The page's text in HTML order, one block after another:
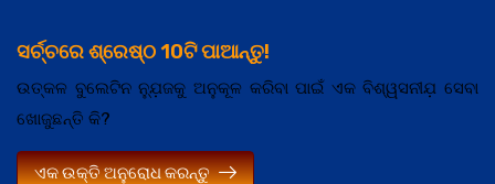
ସର୍ଚ୍ଚରେ ଶ୍ରେଷ୍ଠ 10ଟି ପାଆନ୍ତୁ!
ଉତ୍କଳ ବୁଲେଟିନ ନ୍ଯ଼ୁଜକୁ ଅନୁକୂଳ କରିବା ପାଇଁ ଏକ ବିଶ୍ୱସନୀଯ଼ ସେବା
ଖୋଜୁଛନ୍ତି କି?
ଏକ ଉକ୍ତି ଅନୁରୋଧ କରନ୍ତୁ